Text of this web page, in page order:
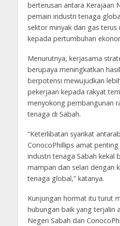
berterusan antara Kerajaan
pemain industri tenaga
sektor minyak dan gas
kepada pertumbuhan
Menurutnya, kerjasama
berupaya meningkatkan
berpotensi mewujudkan
pekerjaan kepada rakyat
menyokong pembangunan
tenaga di Sabah.
“Keterlibatan syarikat
ConocoPhillips amat
industri tenaga Sabah kekal
mampan dan selari dengan
tenaga global,” katanya.
Kunjungan hormat itu turut
hubungan baik yang terjalin
Negeri Sabah dan